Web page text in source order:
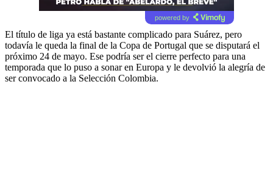
powered by
El título de liga ya está bastante complicado para Suárez, pero
todavía le queda la final de la Copa de Portugal que se disputará el
próximo 24 de mayo. Ese podría ser el cierre perfecto para una
temporada que lo puso a sonar en Europa y le devolvió la alegría de
ser convocado a la Selección Colombia.